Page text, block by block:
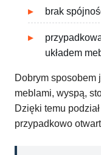
brak
układem
Dobrym sposobem
meblami, wyspą,
Dzięki temu
przypadkowo